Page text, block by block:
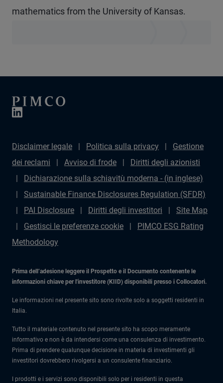
mathematics from the University of Kansas.
Disclaimer legale Politica sulla privacy
Gestione
dei reclami
Avviso di frode
Diritti degli azionisti
Dichiarazione sulla schiavitù moderna - (in inglese)
Sustainable Finance Disclosures Regulation (SFDR)
PAI Disclosure
Diritti degli investitori
Site Map
Gestisci le preferenze cookie
PIMCO ESG Rating
Methodology
Prima dell’adesione leggere il Prospetto e il Documento contenente le
informazioni chiave per l'investitore (KIID) disponibili presso i Collocatori.
Le informazioni nel presente sito sono rivolte solo a soggetti residenti in
Italia.
Tutto il materiale contenuto nel presente sito ha scopo meramente
informativo e non è da intendersi come una consulenza di investimento.
Prima di prendere qualunque decisione in materia di investimenti gli
investitori dovrebbero rivolgersi a un consulente finanziario.
I prodotti e i servizi sono disponibili solo per i residenti in questa